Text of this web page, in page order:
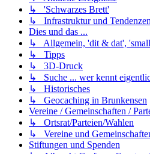
↳ 'Schwarzes Brett'
↳ Infrastruktur und
Dies und das ...
↳ Allgemein, 'dit & dat',
↳ Tipps
↳ 3D-Druck
↳ Suche ... wer kennt
↳ Historisches
↳ Geocaching in Brunkensen
Vereine / Gemeinschaften /
↳ Ortsrat/Parteien/Wahlen
↳ Vereine und
Stiftungen und Spenden